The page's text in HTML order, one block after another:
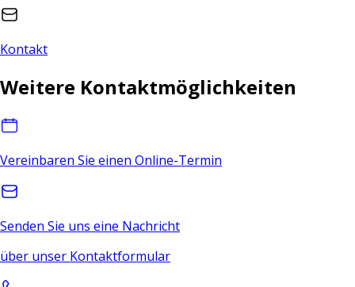
Kontakt
Weitere Kontaktmöglichkeiten
Vereinbaren Sie einen Online-Termin
Senden Sie uns eine Nachricht
über unser Kontaktformular